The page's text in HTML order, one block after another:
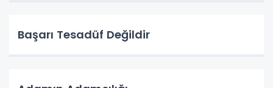
Başarı Tesadüf Değildir